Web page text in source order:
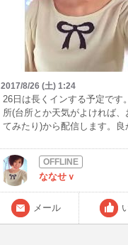
2017/8/26 (土) 1:24
26日は長くインする予定です
所(台所とか天気がよければ、
てみたり)から配信します。良
ななせｖ
メール